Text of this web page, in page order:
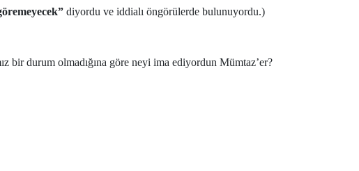
diyordu ve iddialı öngörülerde bulunuyordu.)
bir durum olmadığına göre neyi ima ediyordun Mümtaz’er?